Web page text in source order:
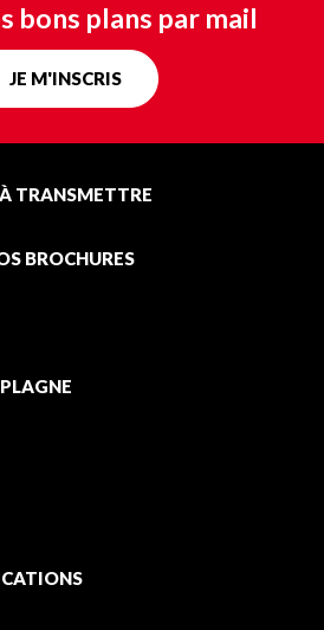
bons plans par mail
JE M'INSCRIS
TRANSMETTRE
BROCHURES